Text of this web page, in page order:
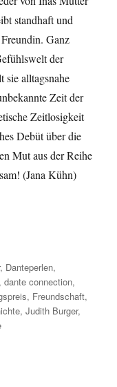
standhaft und
Ganz
der
sie alltagsnahe
Zeit der
Zeitlosigkeit
Debüt über die
Mut aus der Reihe
(Jana Kühn)
, Danteperlen,
,dante connection,
, Freundschaft,
,Judith Burger,